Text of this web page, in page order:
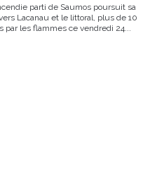
parti de Saumos poursuit sa
Lacanau et le littoral, plus de 10
les flammes ce vendredi 24...